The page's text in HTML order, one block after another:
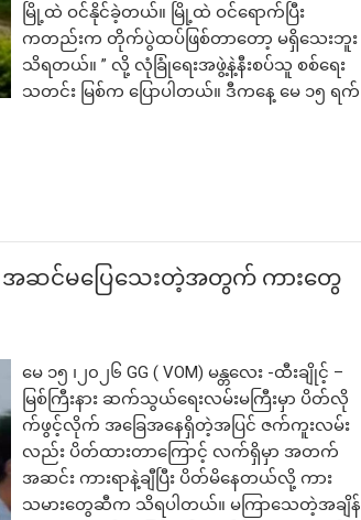
မြို့ထဲ ဝင်နိုင်ခဲ့တယ်။ မြို့ထဲ ဝင်ရောက်ပြီး
ကတည်းက တိုက်ပွဲထပ်ဖြစ်တာတော့ မရှိသေးဘူး
သိရတယ်။ ” လို့ လုံခြုံရေးအဖွဲ့နဲ့နီးစပ်သူ စစ်ရေး
သတင်း မြစ်က ပြောပါတယ်။ ဒီကနေ့ မေ ၁၅ ရက်
လို့ အဆင်မပြေသေးတဲ့အတွက် ကားတွေ
မေ ၁၅ ၊၂၀၂၆ GG ( VOM) မန္တလေး -ထီးချိုင့် –
မြစ်ကြီးနား ဆက်သွယ်ရေးလမ်းမကြီးမှာ ပိတ်လို
က်ဖွင့်လိုက် အခြေအနေရှိတဲ့အပြင် ဇက်ကူးလမ်း
လည်း ပိတ်ထားတာကြောင့် လက်ရှိမှာ အတက်
အဆင်း ကားရာနဲ့ချီပြီး ပိတ်မိနေတယ်လို့ ကား
သမားတွေဆီက သိရပါတယ်။ မကြာသေတဲ့အချိန်